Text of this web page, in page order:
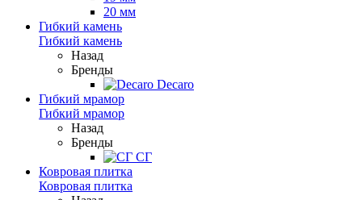
20 мм
Гибкий камень
Гибкий камень
Назад
Бренды
Decaro
Гибкий мрамор
Гибкий мрамор
Назад
Бренды
СГ
Ковровая плитка
Ковровая плитка